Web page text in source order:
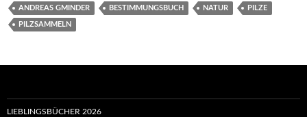
ANDREAS GMINDER BESTIMMUNGSBUCH NATUR PILZE
PILZSAMMELN
LIEBLINGSBÜCHER 2026